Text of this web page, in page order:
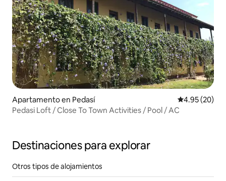
Apartamento en Pedasí Calificación
4.95 (20)
Pedasi Loft / Close To Town Activities / Pool / AC
Destinaciones para explorar
Otros tipos de alojamientos